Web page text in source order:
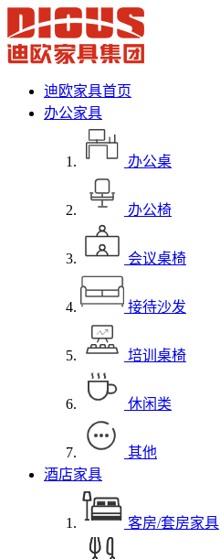
迪欧家具首页
办公家具
办公桌
办公椅
会议桌椅
接待沙发
培训桌椅
休闲类
其他
酒店家具
客房/套房家具